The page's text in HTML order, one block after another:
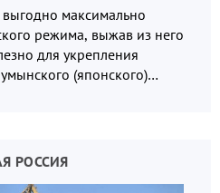
выгодно максимально
режима, выжав из него
для укрепления
(японского)
РОССИЯ